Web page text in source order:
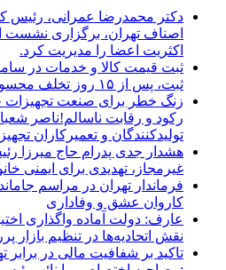
دکتر محمدرضا عمرانی، رئیس
اصناف تهران، برگزاری نشست
اکثریت اعضا را مدیریت کرد.
ثبت، پس از ۱۵ روز تخلف محسوب می‌شود
زنگ خطر برای صنعت تجهیزات
رکود و رقابت ناسالم!ناصر
تولیدکنندگان و تعمیرکاران
هشدار جدی پدرام حاج میرزا
غیرمجاز، تهدیدی برای ایمنی
فرماندار تهران در مراسم
کاروان عشق و وفاداری
عارف: دولت آماده واگذاری
نقش اتحادیه‌ها در تنظیم بازار
تاکید بر شفافیت مالی در برابر